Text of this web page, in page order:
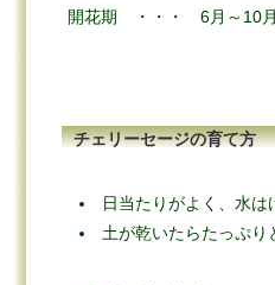
開花期 ・・・ 6月～10月
チェリーセージの育て方
日当たりがよく、水は
土が乾いたらたっぷり